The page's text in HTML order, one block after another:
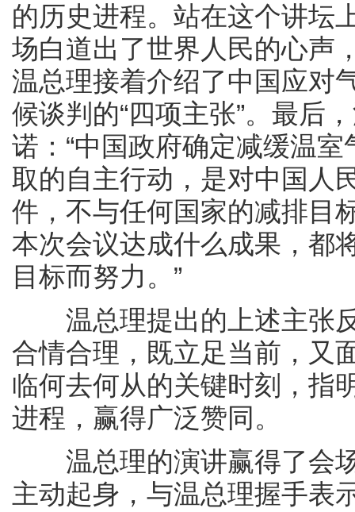
的历史进程。站在这个讲坛
场白道出了世界人民的心声
温总理接着介绍了中国应对
候谈判的“四项主张”。最后
诺：“中国政府确定减缓温
取的自主行动，是对中国人
件，不与任何国家的减排目
本次会议达成什么成果，都
目标而努力。”
温总理提出的上述主张反
合情合理，既立足当前，又
临何去何从的关键时刻，指
进程，赢得广泛赞同。
温总理的演讲赢得了会场
主动起身，与温总理握手表